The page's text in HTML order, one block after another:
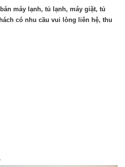
máy lạnh, tủ lạnh, máy giặt, tủ
có nhu cầu vui lòng liên hệ, thu